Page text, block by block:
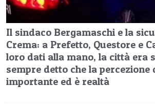
Il sindaco Bergamaschi e la
Crema: a Prefetto, Questore e
loro dati alla mano, la città era
sempre detto che la percezione
importante ed è realtà